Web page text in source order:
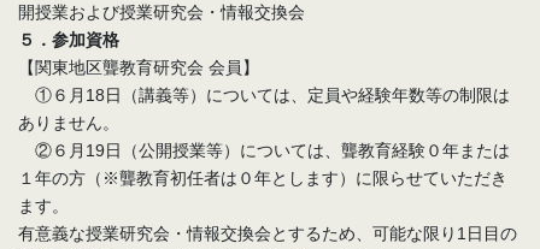
開授業および授業研究会・情報交換会
５．参加資格
【関東地区聾教育研究会 会員】
①６月18日（講義等）については、定員や経験年数等の制限は
ありません。
②６月19日（公開授業等）については、聾教育経験０年または
１年の方（※聾教育初任者は０年とします）に限らせていただき
ます。
有意義な授業研究会・情報交換会とするため、可能な限り1日目の